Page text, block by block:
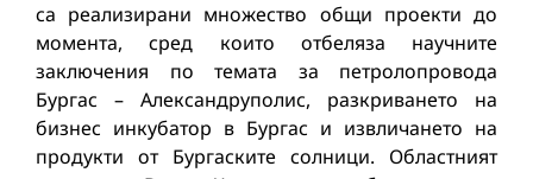
са реализирани множество общи проекти до
момента, сред които отбеляза научните
заключения по темата за петролопровода
Бургас – Александруполис, разкриването на
бизнес инкубатор в Бургас и извличането на
продукти от Бургаските солници. Областният